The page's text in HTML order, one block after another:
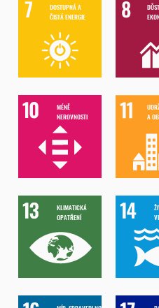
DOSTUPNÁ A
ČISTÁ ENERGIE
MÉNĚ
NEROVNOSTI
A
KLIMATICKÁ
OPATŘENÍ